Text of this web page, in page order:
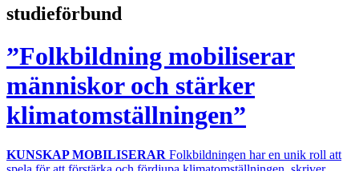
studieförbund
”Folkbildning mobiliserar
människor och stärker
klimatomställningen”
KUNSKAP MOBILISERAR Folkbildningen har en unik roll att